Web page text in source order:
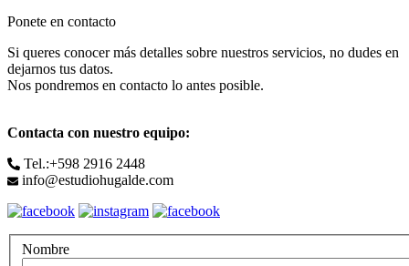
Ponete en contacto
Si queres conocer más detalles sobre nuestros servicios, no dudes en
dejarnos tus datos.
Nos pondremos en contacto lo antes posible.
Contacta con nuestro equipo:
Tel.:+598 2916 2448
info@estudiohugalde.com
Nombre